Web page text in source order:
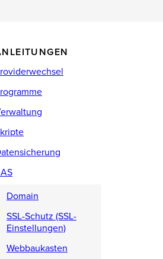
Domain
SSL-Schutz (SSL-
Einstellungen)
Webbaukasten